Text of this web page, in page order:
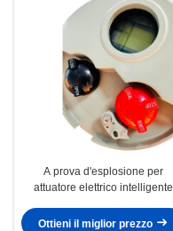
A prova d'esplosione per
attuatore elettrico intelligente
Ottieni il miglior prezzo